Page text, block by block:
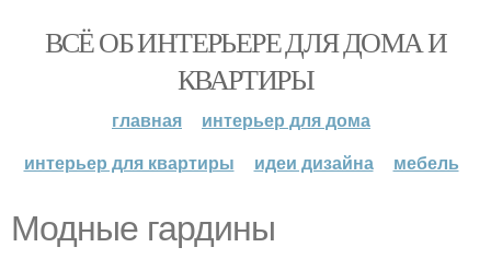
ВСЁ ОБ ИНТЕРЬЕРЕ ДЛЯ ДОМА И
КВАРТИРЫ
главная
интерьер для дома
интерьер для квартиры
идеи дизайна мебель
Модные гардины